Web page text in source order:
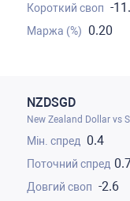
-
0.20
NZDSGD
New Zealand Dollar vs
0.4
-2.6